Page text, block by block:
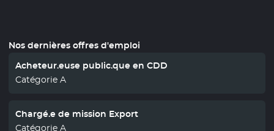
Nos dernières offres d'emploi
Acheteur.euse public.que en CDD
Catégorie A
Chargé.e de mission Export
Catégorie A